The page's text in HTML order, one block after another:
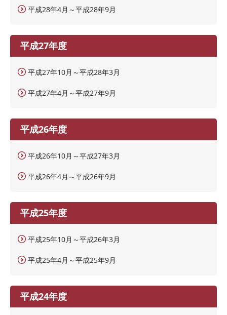
平成28年4月～平成28年9月
平成27年度
平成27年10月～平成28年3月
平成27年4月～平成27年9月
平成26年度
平成26年10月～平成27年3月
平成26年4月～平成26年9月
平成25年度
平成25年10月～平成26年3月
平成25年4月～平成25年9月
平成24年度